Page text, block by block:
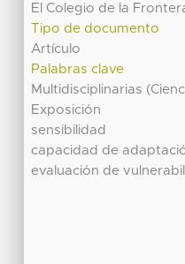
El Colegio de la
Tipo de documento
Artículo
Palabras clave
Multidisciplinarias
Exposición
sensibilidad
capacidad de
evaluación de